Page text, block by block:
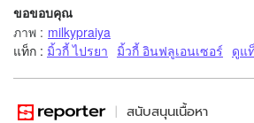
ขอขอบคุณ
ภาพ : milkypraiya
แท็ก : มิ้วกี้ ไปรยา มิ้วกี้ อินฟลูเอนเซอร์ ดูแ
สนับสนุนเนื้อหา